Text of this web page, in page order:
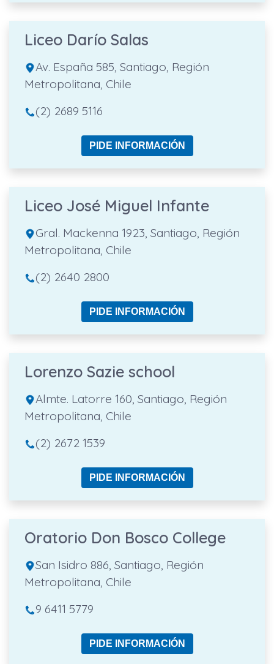
Liceo Darío Salas
Av. España 585, Santiago, Región
Metropolitana, Chile
(2) 2689 5116
PIDE INFORMACIÓN
Liceo José Miguel Infante
Gral. Mackenna 1923, Santiago, Región
Metropolitana, Chile
(2) 2640 2800
PIDE INFORMACIÓN
Lorenzo Sazie school
Almte. Latorre 160, Santiago, Región
Metropolitana, Chile
(2) 2672 1539
PIDE INFORMACIÓN
Oratorio Don Bosco College
San Isidro 886, Santiago, Región
Metropolitana, Chile
9 6411 5779
PIDE INFORMACIÓN